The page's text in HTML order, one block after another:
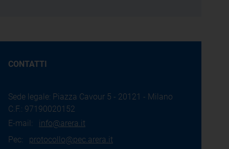
CONTATTI
Sede legale: Piazza Cavour 5 - 20121 - Milano
C.F.: 97190020152
E-mail: info@arera.it
Pec: protocollo@pec.arera.it